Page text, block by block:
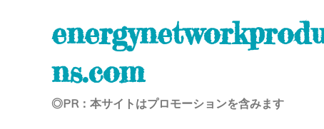
ns.com
◎PR：本サイトはプロモーションを含みます